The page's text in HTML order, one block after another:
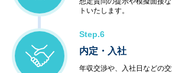
トいたします。
Step.6
内定・入社
年収交渉や、入社日などの